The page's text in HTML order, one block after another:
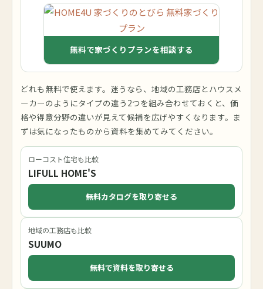
無料で家づくりプランを相談する
どれも無料で使えます。迷うなら、地域の工務店とハウスメ
ーカーのようにタイプの違う2つを組み合わせておくと、価
格や得意分野の違いが見えて候補を広げやすくなります。ま
ずは気になったものから資料を集めてみてください。
ローコスト住宅も比較
LIFULL HOME'S
無料カタログを取り寄せる
地域の工務店も比較
SUUMO
無料で資料を取り寄せる